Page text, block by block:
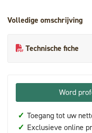
Volledige omschrijving
Technische fiche
Word
✓ Toegang tot uw
✓ Exclusieve online